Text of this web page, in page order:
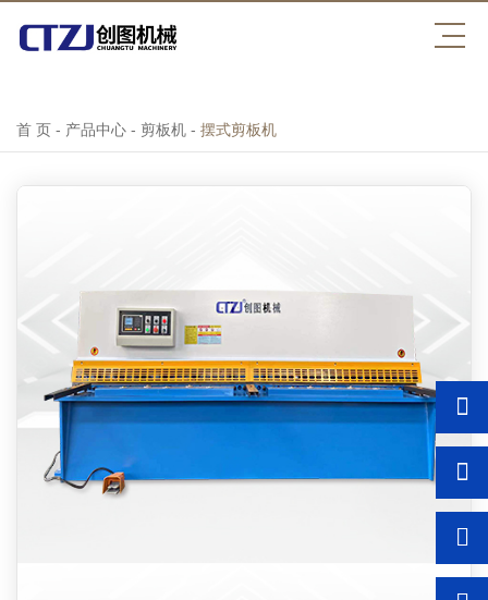
压球平台
首 页 - 产品中心 - 剪板机 - 摆式剪板机